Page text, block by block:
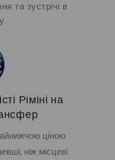
та зустрічі в
Ріміні на
ціною.
ніж місцеві